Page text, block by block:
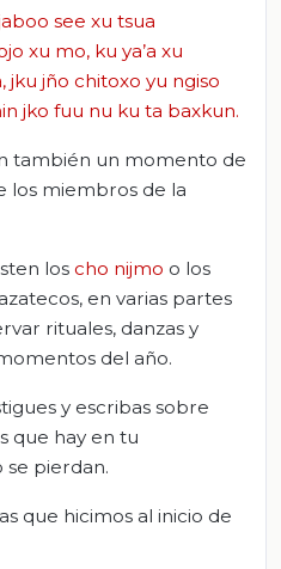
see xu tsua
xu mo, ku ya’a xu
jku jño chitoxo yu ngiso
jko fuu nu ku ta baxkun.
también un momento de
los miembros de la
los cho nijmo o los
en varias partes
rituales, danzas y
del año.
y escribas sobre
que hay en tu
se pierdan.
que hicimos al inicio de